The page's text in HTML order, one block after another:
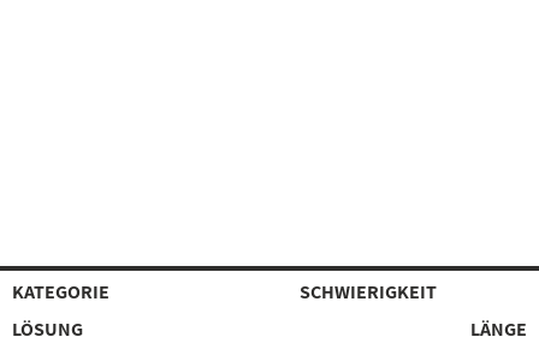
KATEGORIE
SCHWIERIGKEIT
LÖSUNG
LÄNGE